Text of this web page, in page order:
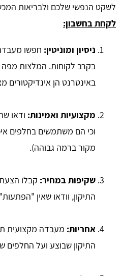
לשקט הנפשי שלכם ולבריאות
לקחת בחשבון:
ניסיון ומוניטין: חפשו
בקרב לקוחות. המלצות מפה
באינטרנט הן אינדיקטורים
מקצועיות ואמינות: ודאו
וכי הם משתמשים בחלפים
מקור ברמה גבוהה).
שקיפות במחיר: קבלו
התיקון, וודאו שאין
אחריות: מעבדה מקצועית
התיקון שבוצע ועל החלפים